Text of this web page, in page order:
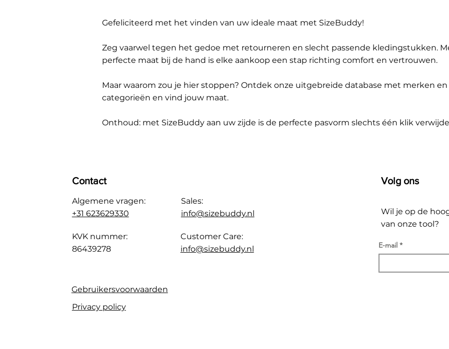
Gefeliciteerd met het vinden van uw ideale maat met SizeBuddy!
Zeg vaarwel tegen het gedoe met retourneren en slecht passende kledingstukken.
perfecte maat bij de hand is elke aankoop een stap richting comfort en vertrouwen.
Maar waarom zou je hier stoppen? Ontdek onze uitgebreide database met merken en
categorieën en vind jouw maat.
Onthoud: met SizeBuddy aan uw zijde is de perfecte pasvorm slechts één klik
Contact
Algemene vragen:
+31 623629330
KVK nummer:
86439278
Sales:
info@sizebuddy.nl
Customer Care:
info@sizebuddy.nl
Gebruikersvoorwaarden
Privacy policy
Volg ons
Wil je op de
van onze tool?
E-mail